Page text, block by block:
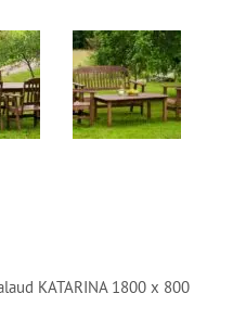
KATARINA 1800 x 800